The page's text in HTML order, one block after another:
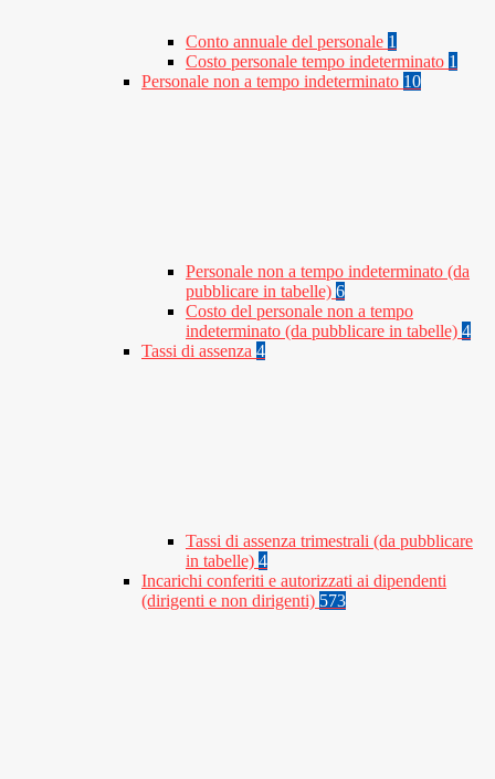
Conto annuale del personale 1
Costo personale tempo indeterminato 1
Personale non a tempo indeterminato 10
Personale non a tempo indeterminato (da
pubblicare in tabelle) 6
Costo del personale non a tempo
indeterminato (da pubblicare in tabelle) 4
Tassi di assenza 4
Tassi di assenza trimestrali (da pubblicare
in tabelle) 4
Incarichi conferiti e autorizzati ai dipendenti
(dirigenti e non dirigenti) 573